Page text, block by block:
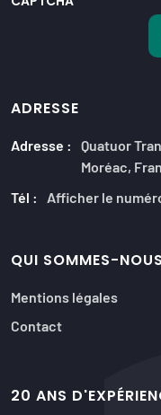
ADRESSE
Adresse : Quatuor
Moréac,
Tél :
Afficher le
QUI SOMMES-
Mentions légales
Contact
20 ANS